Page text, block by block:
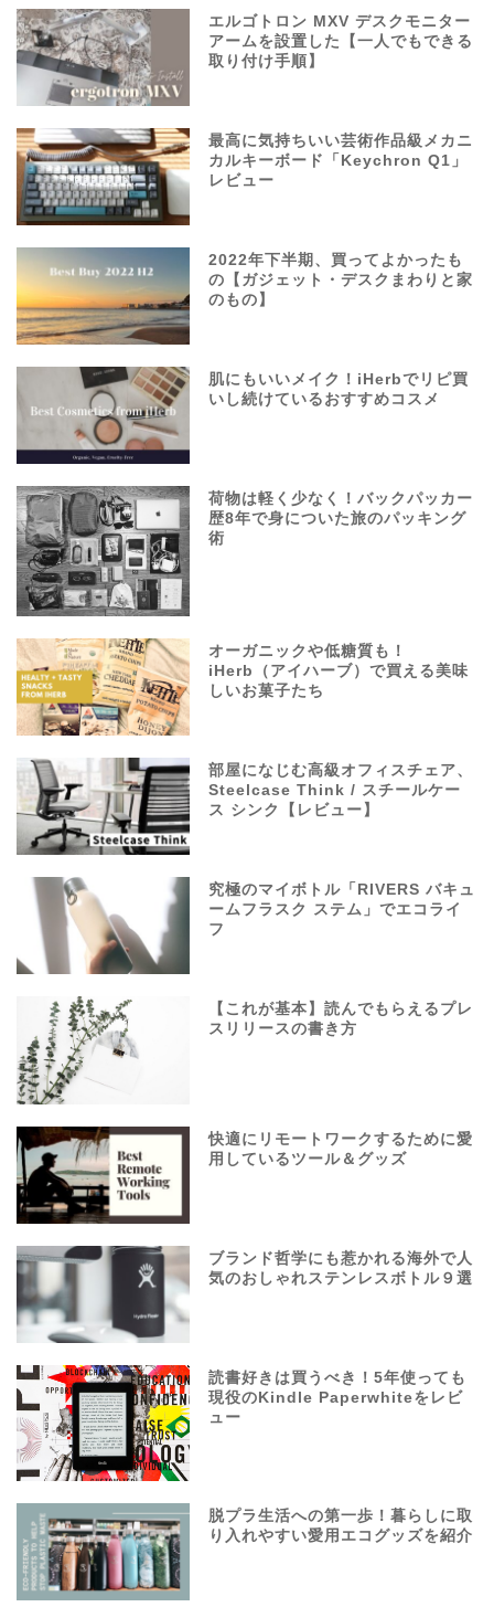
エルゴトロン MXV デスクモニター
アームを設置した【一人でもできる
取り付け手順】
最高に気持ちいい芸術作品級メカニ
カルキーボード「Keychron Q1」
レビュー
2022年下半期、買ってよかったも
の【ガジェット・デスクまわりと家
のもの】
肌にもいいメイク！iHerbでリピ買
いし続けているおすすめコスメ
荷物は軽く少なく！バックパッカー
歴8年で身についた旅のパッキング
術
オーガニックや低糖質も！
iHerb（アイハーブ）で買える美味
しいお菓子たち
部屋になじむ高級オフィスチェア、
Steelcase Think / スチールケー
ス シンク【レビュー】
究極のマイボトル「RIVERS バキュ
ームフラスク ステム」でエコライ
フ
【これが基本】読んでもらえるプレ
スリリースの書き方
快適にリモートワークするために愛
用しているツール＆グッズ
ブランド哲学にも惹かれる海外で人
気のおしゃれステンレスボトル９選
読書好きは買うべき！5年使っても
現役のKindle Paperwhiteをレビ
ュー
脱プラ生活への第一歩！暮らしに取
り入れやすい愛用エコグッズを紹介